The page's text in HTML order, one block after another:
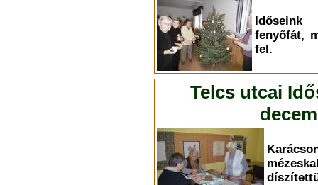
fenyőfát,
fel.
Telcs utcai